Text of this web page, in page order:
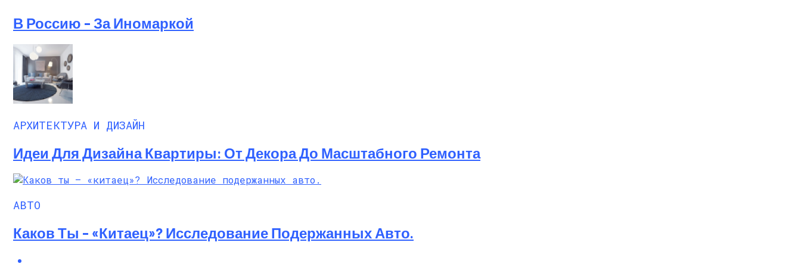
В Россию – За Иномаркой
АРХИТЕКТУРА И ДИЗАЙН
Идеи Для Дизайна Квартиры: От Декора До Масштабного Ремонта
АВТО
Каков Ты – «китаец»? Исследование Подержанных Авто.